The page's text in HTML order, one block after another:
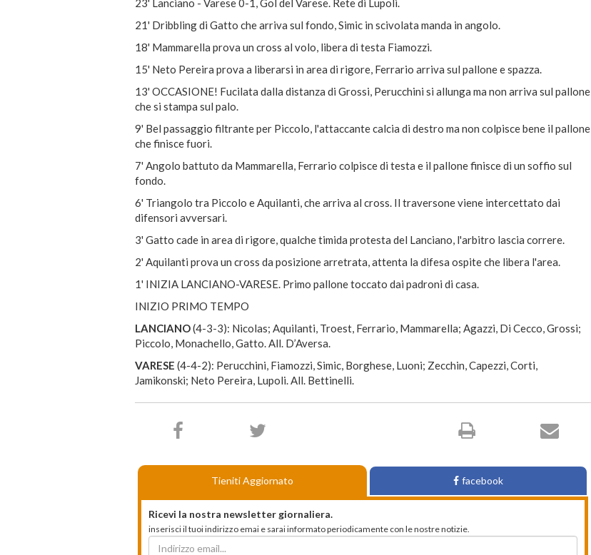
23' Lanciano - Varese 0-1, Gol del Varese. Rete di Lupoli.
21' Dribbling di Gatto che arriva sul fondo, Simic in scivolata manda in angolo.
18' Mammarella prova un cross al volo, libera di testa Fiamozzi.
15' Neto Pereira prova a liberarsi in area di rigore, Ferrario arriva sul pallone e spazza.
13' OCCASIONE! Fucilata dalla distanza di Grossi, Perucchini si allunga ma non arriva sul pallone
che si stampa sul palo.
9' Bel passaggio filtrante per Piccolo, l'attaccante calcia di destro ma non colpisce bene il pallone
che finisce fuori.
7' Angolo battuto da Mammarella, Ferrario colpisce di testa e il pallone finisce di un soffio sul
fondo.
6' Triangolo tra Piccolo e Aquilanti, che arriva al cross. Il traversone viene intercettato dai
difensori avversari.
3' Gatto cade in area di rigore, qualche timida protesta del Lanciano, l'arbitro lascia correre.
2' Aquilanti prova un cross da posizione arretrata, attenta la difesa ospite che libera l'area.
1' INIZIA LANCIANO-VARESE. Primo pallone toccato dai padroni di casa.
INIZIO PRIMO TEMPO
LANCIANO(4-3-3): Nicolas; Aquilanti, Troest, Ferrario, Mammarella; Agazzi, Di Cecco, Grossi;
Piccolo, Monachello, Gatto. All. D’Aversa.
VARESE (4-4-2): Perucchini, Fiamozzi, Simic, Borghese, Luoni; Zecchin, Capezzi, Corti,
Jamikonski; Neto Pereira, Lupoli. All. Bettinelli.
Tieniti Aggiornato facebook
Ricevi la nostra newsletter giornaliera.
inserisci il tuoi indirizzo emai e sarai informato periodicamente con le nostre notizie.